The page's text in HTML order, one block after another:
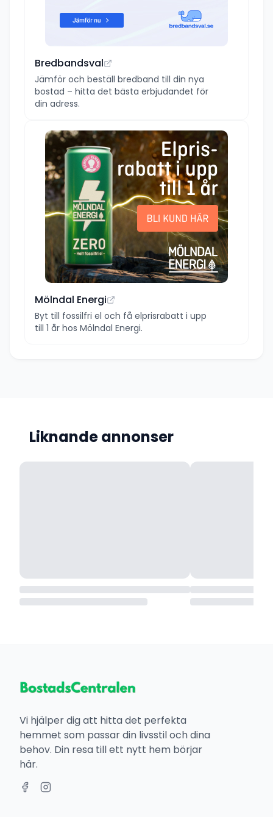
Bredbandsval
Jämför och beställ bredband till din nya
bostad – hitta det bästa erbjudandet för
din adress.
Mölndal Energi
Byt till fossilfri el och få elprisrabatt i upp
till 1 år hos Mölndal Energi.
Liknande annonser
Vi hjälper dig att hitta det perfekta
hemmet som passar din livsstil och dina
behov. Din resa till ett nytt hem börjar
här.